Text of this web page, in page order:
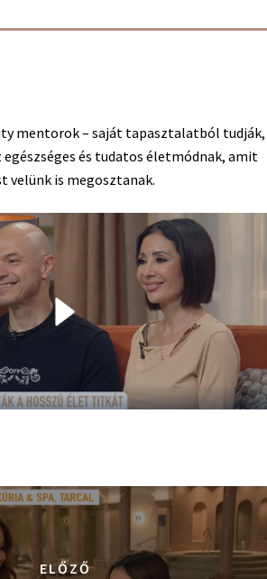
mentorok – saját tapasztalatból tudják,
egészséges és tudatos életmódnak, amit
velünk is megosztanak.
ELŐZŐ